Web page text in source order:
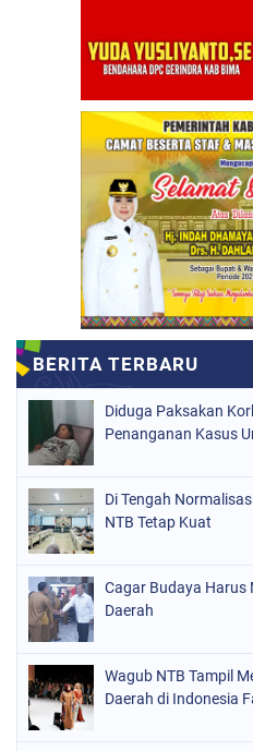
Diduga Paksakan
Penanganan Kasus
Di Tengah
NTB Tetap Kuat
Cagar Budaya Harus
Daerah
Wagub NTB Tampil
Daerah di Indonesia